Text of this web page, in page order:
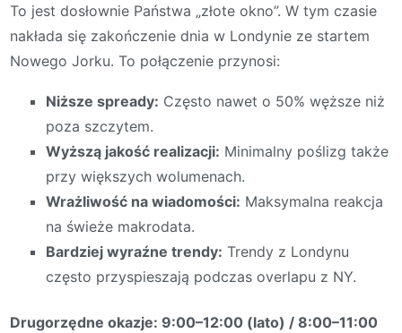
To jest dosłownie Państwa „złote okno”. W tym czasie
nakłada się zakończenie dnia w Londynie ze startem
Nowego Jorku. To połączenie przynosi:
Niższe spready: Często nawet o 50% węższe niż
poza szczytem.
Wyższą jakość realizacji: Minimalny poślizg także
przy większych wolumenach.
Wrażliwość na wiadomości: Maksymalna reakcja
na świeże makrodata.
Bardziej wyraźne trendy: Trendy z Londynu
często przyspieszają podczas overlapu z NY.
Drugorzędne okazje: 9:00–12:00 (lato) / 8:00–11:00